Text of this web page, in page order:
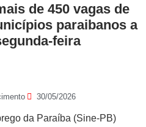
de 450 vagas de
paraibanos a
feira
30/05/2026
da Paraíba (Sine-PB)